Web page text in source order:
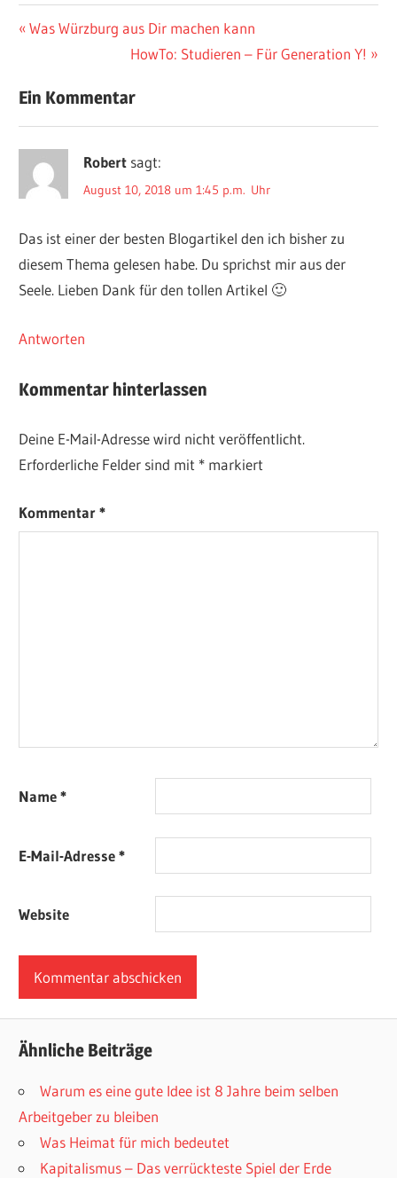
Beitragsnavigation
Vorheriger
Was Würzburg aus Dir machen kann
Nächster
HowTo: Studieren – Für Generation Y!
Ein Kommentar
Robert sagt:
August 10, 2018 um 1:45 p.m. Uhr
Das ist einer der besten Blogartikel den ich bisher zu
diesem Thema gelesen habe. Du sprichst mir aus der
Seele. Lieben Dank für den tollen Artikel 🙂
Antworten
Kommentar hinterlassen
Deine E-Mail-Adresse wird nicht veröffentlicht.
Erforderliche Felder sind mit * markiert
Kommentar*
Name*
E-Mail-Adresse*
Website
Ähnliche Beiträge
Warum es eine gute Idee ist 8 Jahre beim selben
Arbeitgeber zu bleiben
Was Heimat für mich bedeutet
Kapitalismus – Das verrückteste Spiel der Erde